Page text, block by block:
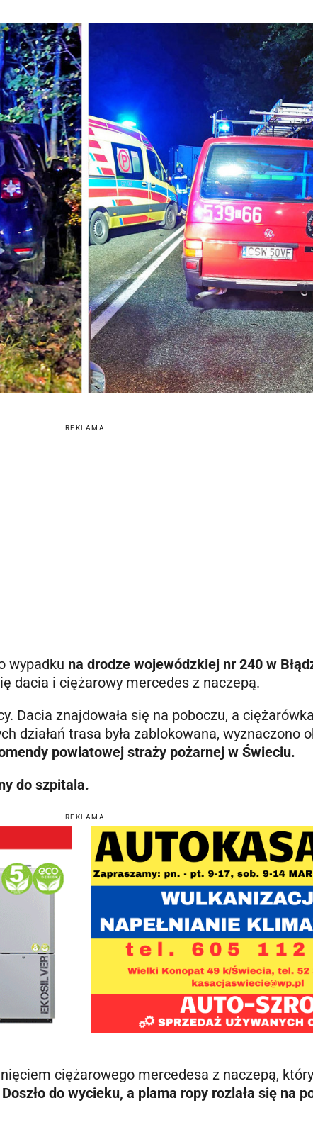
REKLAMA
wypadku na drodze wojewódzkiej nr 240 w
dacia i ciężarowy mercedes z naczepą.
Dacia znajdowała się na poboczu, a
działań trasa była zablokowana, wyznaczono
powiatowej straży pożarnej w Świeciu.
do szpitala.
REKLAMA
ciężarowego mercedesa z naczepą,
Doszło do wycieku, a plama ropy rozlała się na